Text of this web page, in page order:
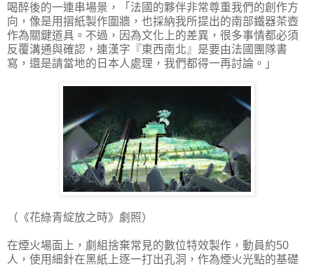
喝醉後的一連串場景，「法國的夥伴非常尊重我們的創作方
向，像是用摺紙製作圍牆，也採納我所提出的南部鐵器茶壺
作為關鍵道具。不過，因為文化上的差異，很多事情都必須
反覆溝通與確認，連漢字『東西南北』是要由法國團隊書
寫，還是請當地的日本人處理，我們都得一再討論。」
（《花綠青綻放之時》劇照）
在煙火場面上，劇組捨棄常見的數位特效製作，動員約50
人，使用細針在黑紙上逐一打出孔洞，作為煙火光點的基礎